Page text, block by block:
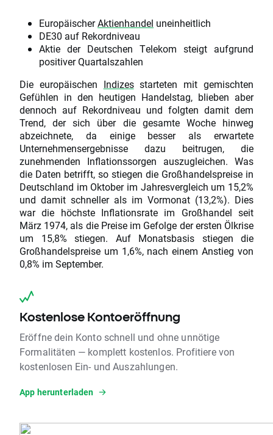
EuropäischerAktienhandel uneinheitlich
DE30 auf Rekordniveau
Aktie der Deutschen Telekom steigt aufgrund
positiver Quartalszahlen
Die europäischen Indizesstarteten mit gemischten
Gefühlen in den heutigen Handelstag, blieben aber
dennoch auf Rekordniveau und folgten damit dem
Trend, der sich über die gesamte Woche hinweg
abzeichnete, da einige besser als erwartete
Unternehmensergebnisse dazu beitrugen, die
zunehmenden Inflationssorgen auszugleichen. Was
die Daten betrifft, so stiegen die Großhandelspreise in
Deutschland im Oktober im Jahresvergleich um 15,2%
und damit schneller als im Vormonat (13,2%). Dies
war die höchste Inflationsrate im Großhandel seit
März 1974, als die Preise im Gefolge der ersten Ölkrise
um 15,8% stiegen. Auf Monatsbasis stiegen die
Großhandelspreise um 1,6%, nach einem Anstieg von
0,8% im September.
Kostenlose Kontoeröffnung
Eröffne dein Konto schnell und ohne unnötige
Formalitäten — komplett kostenlos. Profitiere von
kostenlosen Ein- und Auszahlungen.
App herunterladen